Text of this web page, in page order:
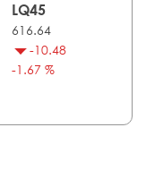
LQ45
616.64
-10.48
-1.67 %